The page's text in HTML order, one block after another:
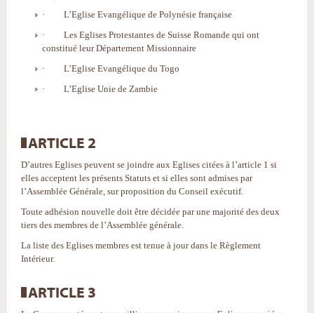
· L’Eglise Evangélique de Polynésie française
· Les Eglises Protestantes de Suisse Romande qui ont
constitué leur Département Missionnaire
· L’Eglise Evangélique du Togo
· L’Eglise Unie de Zambie
ARTICLE 2
D’autres Eglises peuvent se joindre aux Eglises citées à l’article 1 si
elles acceptent les présents Statuts et si elles sont admises par
l’Assemblée Générale, sur proposition du Conseil exécutif.
Toute adhésion nouvelle doit être décidée par une majorité des deux
tiers des membres de l’Assemblée générale.
La liste des Eglises membres est tenue à jour dans le Règlement
Intérieur.
ARTICLE 3